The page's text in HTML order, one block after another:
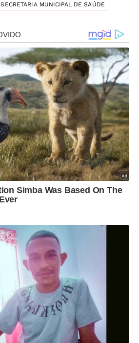
SECRETARIA MUNICIPAL DE SAÚDE